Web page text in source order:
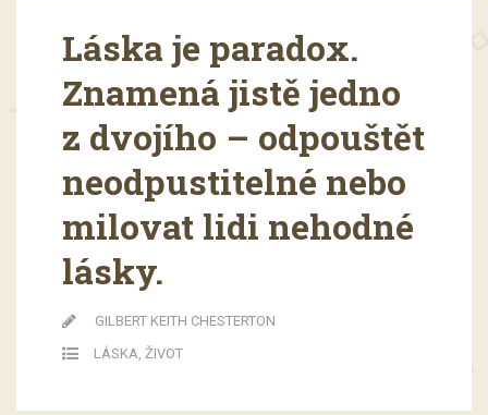
Láska je paradox.
Znamená jistě jedno
z dvojího – odpouštět
neodpustitelné nebo
milovat lidi nehodné
lásky.
GILBERT KEITH CHESTERTON
LÁSKA, ŽIVOT